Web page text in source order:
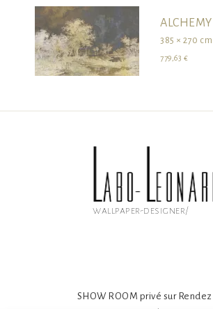
ALCHEMY
385 × 270 cm
779,63 €
wallpaper-designer/
SHOW ROOM privé sur Rendez